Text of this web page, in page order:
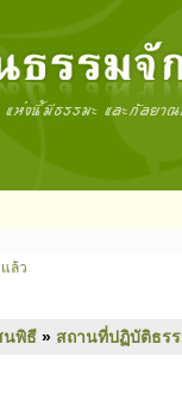
ล้ว
นพิธี » สถานที่ปฏิบัติธร